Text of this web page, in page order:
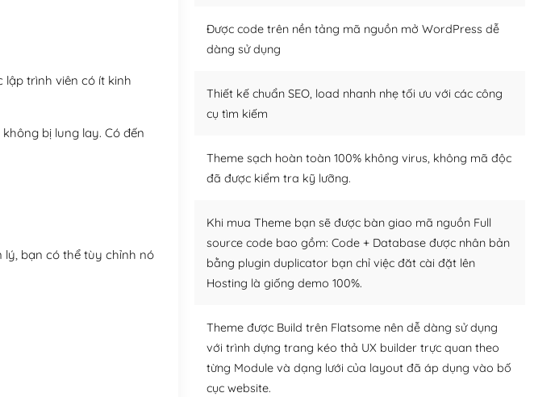
lập trình viên có ít kinh
bị lung lay. Có đến
lý, bạn có thể tùy chỉnh nó
Được code trên nền tảng mã nguồn mở WordPress dễ
dàng sử dụng
Thiết kế chuẩn SEO, load nhanh nhẹ tối ưu với các công
cụ tìm kiếm
Theme sạch hoàn toàn 100% không virus, không mã độc
đã được kiểm tra kỹ lưỡng.
Khi mua Theme bạn sẽ được bàn giao mã nguồn Full
source code bao gồm: Code + Database được nhân bản
bằng plugin duplicator bạn chỉ việc đăt cài đặt lên
Hosting là giống demo 100%.
Theme được Build trên Flatsome nên dễ dàng sử dụng
với trình dựng trang kéo thả UX builder trực quan theo
từng Module và dạng lưới của layout đã áp dụng vào bố
cục website.